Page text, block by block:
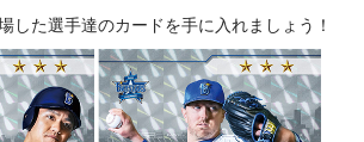
した選手達のカードを手に入れましょう！